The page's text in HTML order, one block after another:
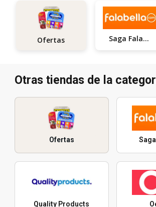
Ofertas Saga Falabella
Otras tiendas de la
Ofertas
Quality Products